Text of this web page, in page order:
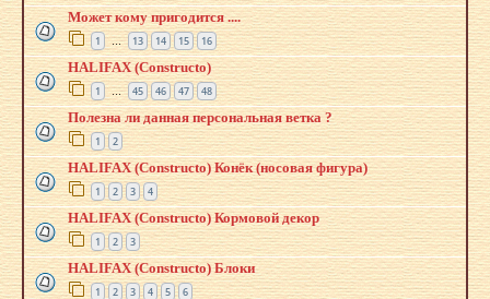
Может кому пригодится ....
1 … 13 14 15 16
HALIFAX (Constructo)
1 … 45 46 47 48
Полезна ли данная персональная ветка ?
1 2
HALIFAX (Constructo) Конёк (носовая фигура)
1 2 3 4
HALIFAX (Constructo) Кормовой декор
1 2 3
HALIFAX (Constructo) Блоки
1 2 3 4 5 6